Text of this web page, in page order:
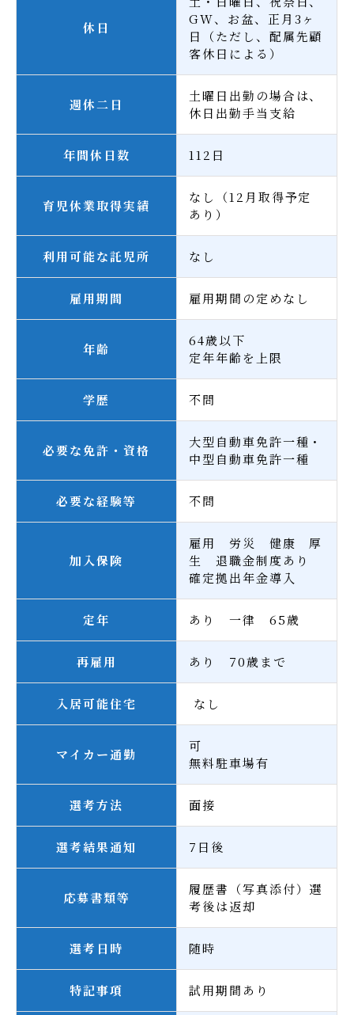
休日
GW、お盆、正月3ヶ
日（ただし、配属先顧
客休日による）
週休二日
土曜日出勤の場合は、
休日出勤手当支給
年間休日数 112日
育児休業取得実績
なし（12月取得予定
あり）
利用可能な託児所 なし
雇用期間 雇用期間の定めなし
年齢
64歳以下
定年年齢を上限
学歴 不問
必要な免許・資格
大型自動車免許一種・
中型自動車免許一種
必要な経験等 不問
加入保険
雇用 労災 健康 厚
生 退職金制度あり
確定拠出年金導入
定年 あり 一律 65歳
再雇用 あり 70歳まで
入居可能住宅 なし
マイカー通勤
可
無料駐車場有
選考方法 面接
選考結果通知 7日後
応募書類等
履歴書（写真添付）選
考後は返却
選考日時 随時
特記事項 試用期間あり